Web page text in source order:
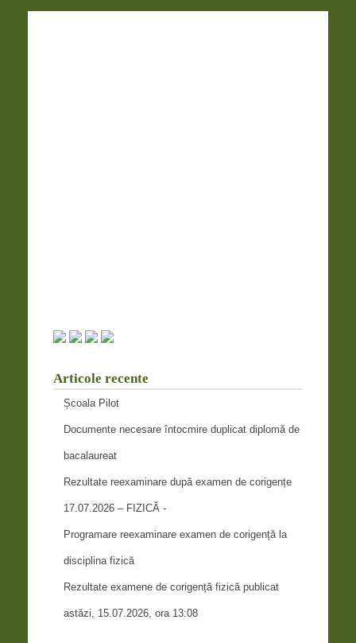
Articole recente
Școala Pilot
Documente necesare întocmire duplicat diplomă de
bacalaureat
Rezultate reexaminare după examen de corigențe
17.07.2026 – FIZICĂ -
Programare reexaminare examen de corigență la
disciplina fizică
Rezultate examene de corigență fizică publicat
astăzi, 15.07.2026, ora 13:08